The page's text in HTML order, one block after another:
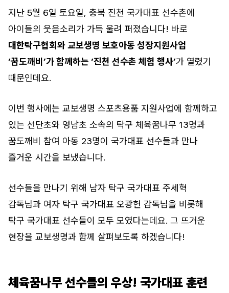
지난 5월 6일 토요일, 충북 진천 국가대표 선수촌에
아이들의 웃음소리가 가득 울려 퍼졌습니다! 바로
대한탁구협회와 교보생명 보호아동 성장지원사업
‘꿈도깨비’가 함께하는 ‘진천 선수촌 체험 행사’가 열렸기
때문인데요.
이번 행사에는 교보생명 스포츠용품 지원사업에 함께하고
있는 선단초와 영남초 소속의 탁구 체육꿈나무 13명과
꿈도깨비 참여 아동 23명이 국가대표 선수들과 만나
즐거운 시간을 보냈습니다.
선수들을 만나기 위해 남자 탁구 국가대표 주세혁
감독님과 여자 탁구 국가대표 오광헌 감독님을 비롯해
탁구 국가대표 선수들이 모두 모였다는데요. 그 뜨거운
현장을 교보생명과 함께 살펴보도록 하겠습니다!
체육꿈나무 선수들의 우상! 국가대표 훈련